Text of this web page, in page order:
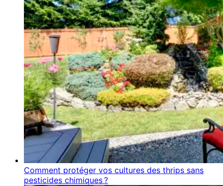
Comment protéger vos cultures des thrips sans
pesticides chimiques ?